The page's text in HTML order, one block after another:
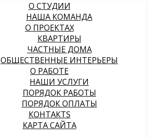
О СТУДИИ
НАША КОМАНДА
О ПРОЕКТАХ
КВАРТИРЫ
ЧАСТНЫЕ ДОМА
ОБЩЕСТВЕННЫЕ ИНТЕРЬЕРЫ
О РАБОТЕ
НАШИ УСЛУГИ
ПОРЯДОК РАБОТЫ
ПОРЯДОК ОПЛАТЫ
КОНТАКТS
КАРТА САЙТА